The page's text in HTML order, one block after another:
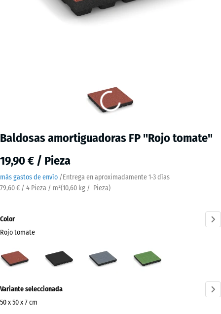
Baldosas amortiguadoras FP "Rojo tomate"
19,90 € / Pieza
más gastos de envío /Entrega en aproximadamente1-3 días
79,60 € / 4 Pieza / m²(10,60 kg / Pieza)
Color
Rojo tomate
tomate
grafito
información
sobre
Variante seleccionada
50 x 50 x 7 cm